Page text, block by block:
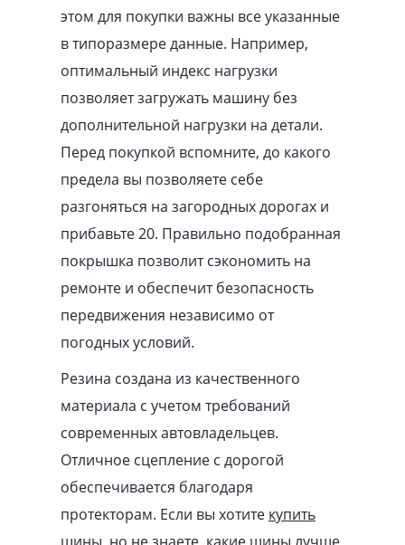
этом для покупки важны все указанные
в типоразмере данные. Например,
оптимальный индекс нагрузки
позволяет загружать машину без
дополнительной нагрузки на детали.
Перед покупкой вспомните, до какого
предела вы позволяете себе
разгоняться на загородных дорогах и
прибавьте 20. Правильно подобранная
покрышка позволит сэкономить на
ремонте и обеспечит безопасность
передвижения независимо от
погодных условий.
Резина создана из качественного
материала с учетом требований
современных автовладельцев.
Отличное сцепление с дорогой
обеспечивается благодаря
протекторам. Если вы хотите купить
шины, но не знаете, какие шины лучше